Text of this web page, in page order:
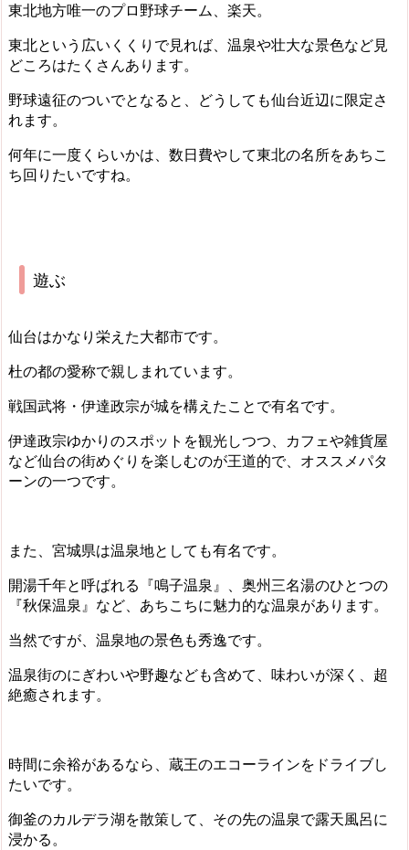
東北地方唯一のプロ野球チーム、楽天。
東北という広いくくりで見れば、温泉や壮大な景色など見
どころはたくさんあります。
野球遠征のついでとなると、どうしても仙台近辺に限定さ
れます。
何年に一度くらいかは、数日費やして東北の名所をあちこ
ち回りたいですね。
遊ぶ
仙台はかなり栄えた大都市です。
杜の都の愛称で親しまれています。
戦国武将・伊達政宗が城を構えたことで有名です。
伊達政宗ゆかりのスポットを観光しつつ、カフェや雑貨屋
など仙台の街めぐりを楽しむのが王道的で、オススメパタ
ーンの一つです。
また、宮城県は温泉地としても有名です。
開湯千年と呼ばれる『鳴子温泉』、奥州三名湯のひとつの
『秋保温泉』など、あちこちに魅力的な温泉があります。
当然ですが、温泉地の景色も秀逸です。
温泉街のにぎわいや野趣なども含めて、味わいが深く、超
絶癒されます。
時間に余裕があるなら、蔵王のエコーラインをドライブし
たいです。
御釜のカルデラ湖を散策して、その先の温泉で露天風呂に
浸かる。